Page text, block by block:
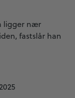
ligger nær
fastslår han